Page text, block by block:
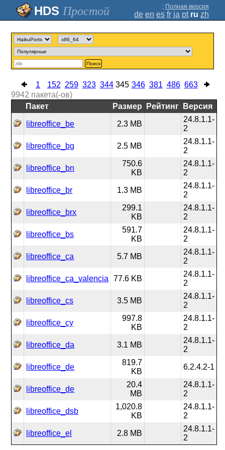
Простой ; Полная версия
de en es fr ja pt ru zh
Поиск
1 152 259 323 344 345 346 381 486 663
9942 пакета(-ов)
Пакет
Размер Рейтинг Версия
libreoffice_be 2.3 MB
24.8.1.1-
2
libreoffice_bg 2.5 MB
24.8.1.1-
2
libreoffice_bn
750.6
KB
24.8.1.1-
2
libreoffice_br 1.3 MB
24.8.1.1-
2
libreoffice_brx
299.1
KB
24.8.1.1-
2
libreoffice_bs
591.7
KB
24.8.1.1-
2
libreoffice_ca 5.7 MB
24.8.1.1-
2
libreoffice_ca_valencia 77.6 KB
24.8.1.1-
2
libreoffice_cs 3.5 MB
24.8.1.1-
2
libreoffice_cy
997.8
KB
24.8.1.1-
2
libreoffice_da 3.1 MB
24.8.1.1-
2
libreoffice_de
819.7
KB
6.2.4.2-1
libreoffice_de
20.4
MB
24.8.1.1-
2
libreoffice_dsb
1,020.8
KB
24.8.1.1-
2
libreoffice_el 2.8 MB
24.8.1.1-
2